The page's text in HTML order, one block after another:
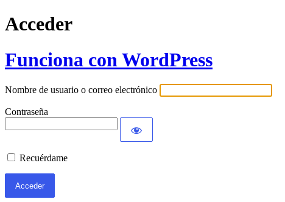
Acceder
Funciona con WordPress
Nombre de usuario o correo electrónico
Contraseña
Recuérdame